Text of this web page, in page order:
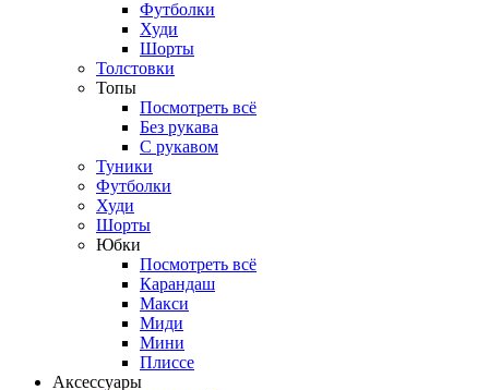
Футболки
Худи
Шорты
Толстовки
Топы
Посмотреть всё
Без рукава
С рукавом
Туники
Футболки
Худи
Шорты
Юбки
Посмотреть всё
Карандаш
Макси
Миди
Мини
Плиссе
Аксессуары